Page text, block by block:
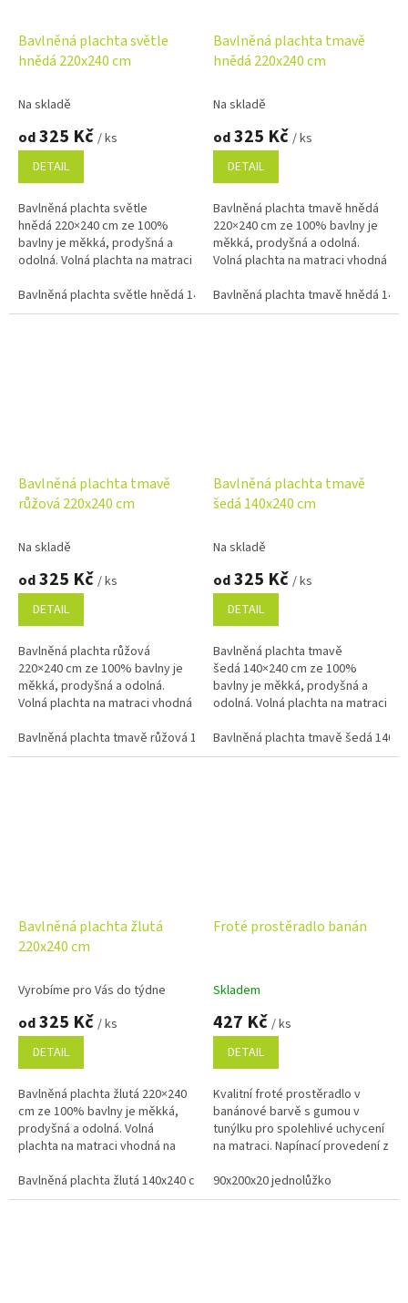
Bavlněná plachta světle
hnědá 220x240 cm
Na skladě
od325 Kč / ks
DETAIL
Bavlněná plachta světle
hnědá 220×240 cm ze 100%
bavlny je měkká, prodyšná a
odolná. Volná plachta na matraci
penzionů. Příjemná na dotek,...
Bavlněná plachta světle hnědá 140x240 cm Bavlněná plachta světle
Bavlněná plachta tmavě
hnědá 220x240 cm
Na skladě
od325 Kč / ks
DETAIL
Bavlněná plachta tmavě hnědá
220×240 cm ze 100% bavlny je
měkká, prodyšná a odolná.
Volná plachta na matraci vhodná
Příjemná na dotek, snadná na...
Bavlněná plachta tmavě hnědá
Bavlněná plachta tmavě
růžová 220x240 cm
Na skladě
od325 Kč / ks
DETAIL
Bavlněná plachta růžová
220×240 cm ze 100% bavlny je
měkká, prodyšná a odolná.
Volná plachta na matraci vhodná
Příjemná na dotek, snadná na...
Bavlněná plachta tmavě růžová 140x240 cm Bavlněná plachta tmavě
Bavlněná plachta tmavě
šedá 140x240 cm
Na skladě
od325 Kč / ks
DETAIL
Bavlněná plachta tmavě
šedá 140×240 cm ze 100%
bavlny je měkká, prodyšná a
odolná. Volná plachta na matraci
penzionů. Příjemná na dotek,...
Bavlněná plachta tmavě šedá
Bavlněná plachta žlutá
220x240 cm
Vyrobíme pro Vás do týdne
od325 Kč / ks
DETAIL
Bavlněná plachta žlutá 220×240
cm ze 100% bavlny je měkká,
prodyšná a odolná. Volná
plachta na matraci vhodná na
Příjemná na dotek, snadná na
údržbu a...
Bavlněná plachta žlutá 140x240 cm Bavlněná plachta žlutá 220x240
Froté prostěradlo banán
Skladem
427 Kč / ks
DETAIL
Kvalitní froté prostěradlo v
banánové barvě s gumou v
tunýlku pro spolehlivé uchycení
na matraci. Napínací provedení z
vysokou gramáží 220 g/m²...
90x200x20 jednolůžko